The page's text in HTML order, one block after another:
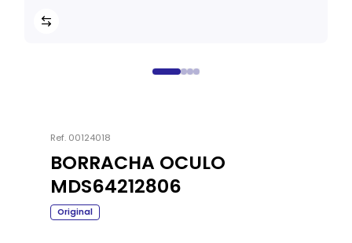
Ref. 00124018
BORRACHA OCULO
MDS64212806
Original